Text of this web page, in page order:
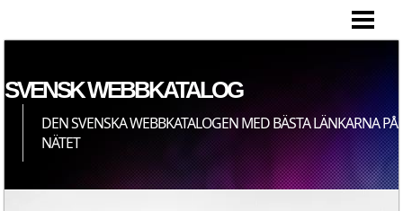
SVENSK WEBBKATALOG
DEN SVENSKA WEBBKATALOGEN MED BÄSTA LÄNKARNA PÅ
NÄTET